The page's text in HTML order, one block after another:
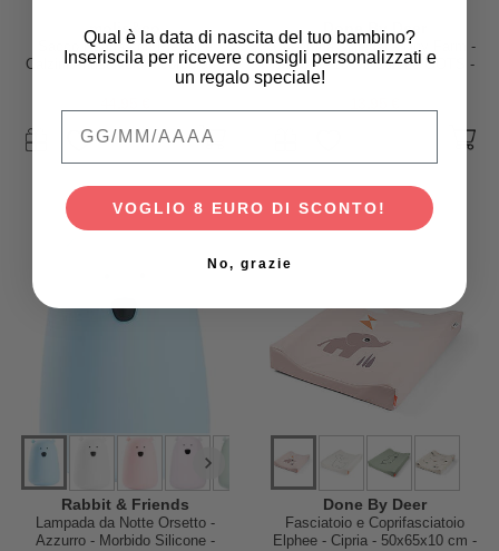
molis&co
Sacco Nanna con Piedini e
Calzini Antiscivolo Incorporati -
Maniche Removibili - Duck
Done By Deer
Copertina Milleusi - Tiny Farm -
Sabbia - 100% Cotone GOTS -
Rabbit & Friends
Lampada da Notte Orsetto -
Azzurro - Morbido Silicone -
Done By Deer
Fasciatoio e Coprifasciatoio
Elphee - Cipria - 50x65x10 cm -
Qual è la data di nascita del tuo bambino?
Inseriscila per ricevere consigli personalizzati e
un regalo speciale!
VOGLIO 8 EURO DI SCONTO!
No, grazie